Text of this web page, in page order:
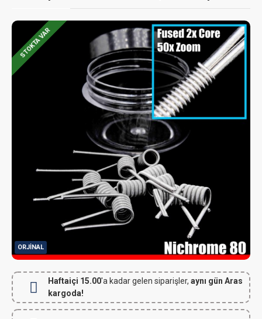
STOKTA VAR
ORJINAL
Haftaiçi 15.00'a kadar gelen siparişler, aynı gün Aras
kargoda!